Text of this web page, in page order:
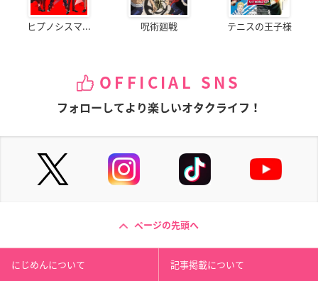
ヒプノシスマ... 呪術廻戦 テニスの王子様
OFFICIAL SNS
フォローしてより楽しいオタクライフ！
ページの先頭へ
にじめんについて 記事掲載について